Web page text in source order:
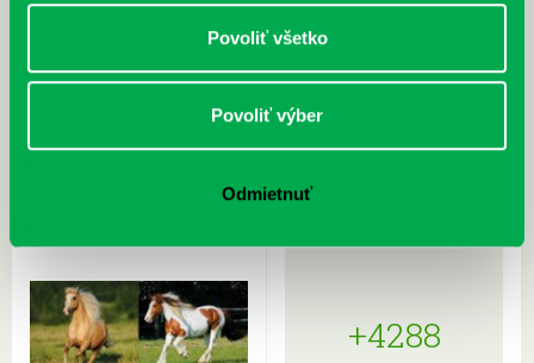
Povoliť všetko
Povoliť výber
Odmietnuť
Rudź, Przemyslaw: Atlas hviezd:
Sprievodca po hviezdnej oblohe
Hardy, Paula: Japonsko na tanieri:
kompletný sprievodca
japonskou kuchyňou a etiketou
+4288